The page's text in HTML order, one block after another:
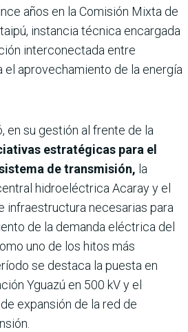
años en la Comisión Mixta de
instancia técnica encargada
interconectada entre
el aprovechamiento de la energía
en su gestión al frente de la
estratégicas para el
de transmisión, la
hidroeléctrica Acaray y el
infraestructura necesarias para
de la demanda eléctrica del
uno de los hitos más
se destaca la puesta en
Yguazú en 500 kV y el
expansión de la red de